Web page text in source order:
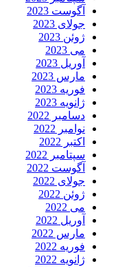
آگوست 2023
جولای 2023
ژوئن 2023
می 2023
آوریل 2023
مارس 2023
فوریه 2023
ژانویه 2023
دسامبر 2022
نوامبر 2022
اکتبر 2022
سپتامبر 2022
آگوست 2022
جولای 2022
ژوئن 2022
می 2022
آوریل 2022
مارس 2022
فوریه 2022
ژانویه 2022